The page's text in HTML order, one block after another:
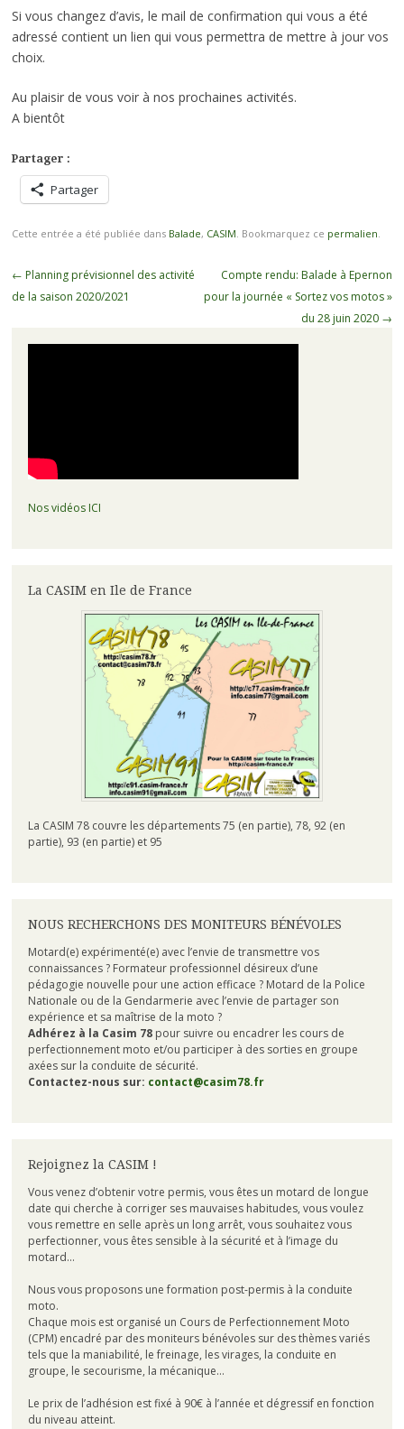
Si vous changez d’avis, le mail de confirmation qui vous a été
adressé contient un lien qui vous permettra de mettre à jour vos
choix.
Au plaisir de vous voir à nos prochaines activités.
A bientôt
Partager :
Partager
Cette entrée a été publiée dans Balade, CASIM. Bookmarquez ce permalien.
Navigation
des
← Planning prévisionnel des activité
de la saison 2020/2021
Compte rendu: Balade à Epernon
pour la journée « Sortez vos motos »
du 28 juin 2020 →
Nos vidéos ICI
La CASIM en Ile de France
La CASIM 78 couvre les départements 75 (en partie), 78, 92 (en
partie), 93 (en partie) et 95
NOUS RECHERCHONS DES MONITEURS BÉNÉVOLES
Motard(e) expérimenté(e) avec l’envie de transmettre vos
connaissances ? Formateur professionnel désireux d’une
pédagogie nouvelle pour une action efficace ? Motard de la Police
Nationale ou de la Gendarmerie avec l’envie de partager son
expérience et sa maîtrise de la moto ?
Adhérez à la Casim 78pour suivre ou encadrer les cours de
perfectionnement moto et/ou participer à des sorties en groupe
axées sur la conduite de sécurité.
Contactez-nous sur: contact@casim78.fr
Rejoignez la CASIM !
Vous venez d’obtenir votre permis, vous êtes un motard de longue
date qui cherche à corriger ses mauvaises habitudes, vous voulez
vous remettre en selle après un long arrêt, vous souhaitez vous
perfectionner, vous êtes sensible à la sécurité et à l’image du
motard…
Nous vous proposons une formation post-permis à la conduite
moto.
Chaque mois est organisé un Cours de Perfectionnement Moto
(CPM) encadré par des moniteurs bénévoles sur des thèmes variés
tels que la maniabilité, le freinage, les virages, la conduite en
groupe, le secourisme, la mécanique…
Le prix de l’adhésion est fixé à 90€ à l’année et dégressif en fonction
du niveau atteint.